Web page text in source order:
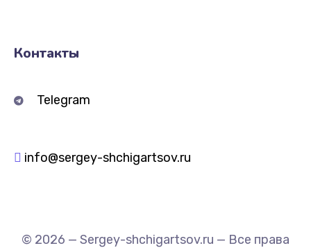
Контакты
Telegram
info@sergey-shchigartsov.ru
© 2026 — Sergey-shchigartsov.ru — Все права